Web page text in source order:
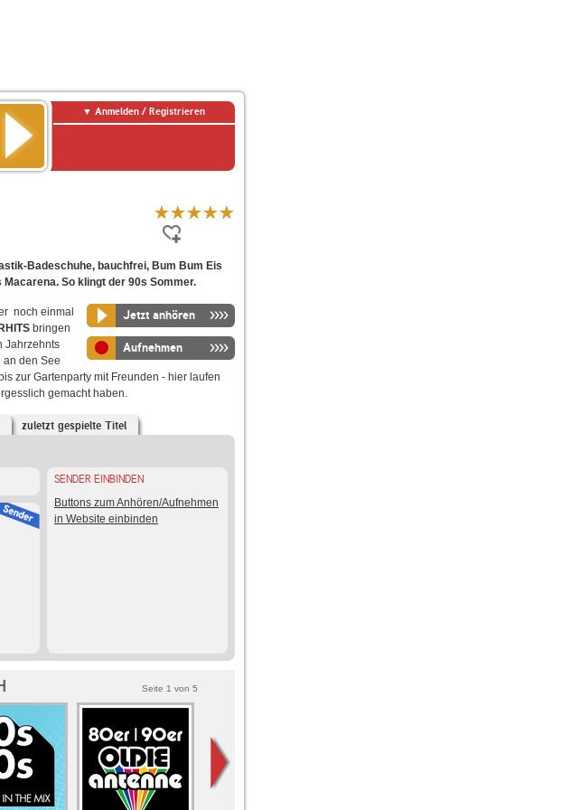
Anmelden / Registrieren
Badeschuhe, bauchfrei, Bum Bum Eis
So klingt der 90s Sommer.
Jetzt anhören
Aufnehmen
noch einmal
bringen
Jahrzehnts
an den See
zur Gartenparty mit Freunden - hier laufen
gemacht haben.
zuletzt gespielte Titel
SENDER EINBINDEN
Buttons zum Anhören/Aufnehmen
in Website einbinden
Seite 1 von 5